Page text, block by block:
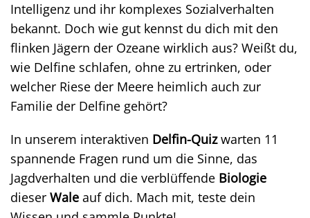
Intelligenz und ihr komplexes Sozialverhalten
bekannt. Doch wie gut kennst du dich mit den
flinken Jägern der Ozeane wirklich aus? Weißt du,
wie Delfine schlafen, ohne zu ertrinken, oder
welcher Riese der Meere heimlich auch zur
Familie der Delfine gehört?
In unserem interaktiven Delfin-Quizwarten 11
spannende Fragen rund um die Sinne, das
Jagdverhalten und die verblüffende Biologie
dieser Wale auf dich. Mach mit, teste dein